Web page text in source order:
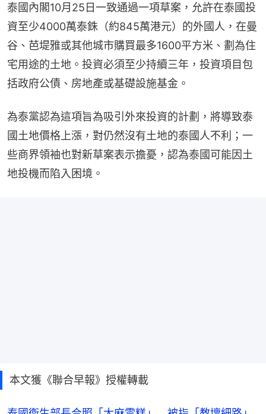
泰國內閣10月25日一致通過一項草案，允許在泰國投
資至少4000萬泰銖（約845萬港元）的外國人，在曼
谷、芭堤雅或其他城市購買最多1600平方米、劃為住
宅用途的土地。投資必須至少持續三年，投資項目包
括政府公債、房地產或基礎設施基金。
為泰黨認為這項旨為吸引外來投資的計劃，將導致泰
國土地價格上漲，對仍然沒有土地的泰國人不利；一
些商界領袖也對新草案表示擔憂，認為泰國可能因土
地投機而陷入困境。
本文獲《聯合早報》授權轉載